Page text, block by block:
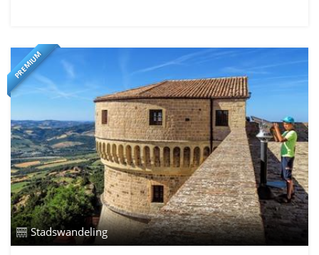
PREMIUM
Stadswandeling